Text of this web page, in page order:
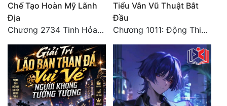
Cơ Trí
Sát Phạt Quyết Đoán
Điềm Đạm
Chế Tạo Hoàn Mỹ Lãnh
Địa
Chương 2734 Tinh Hỏa (Đại kết cục) (2)
Tiểu Vân Vũ Thuật Bắt
Đầu
Chương 1011: Động Thiên (Hết)